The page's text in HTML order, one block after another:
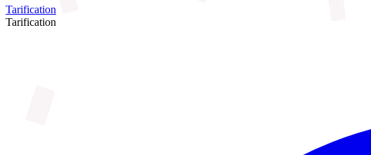
Tarification
Tarification